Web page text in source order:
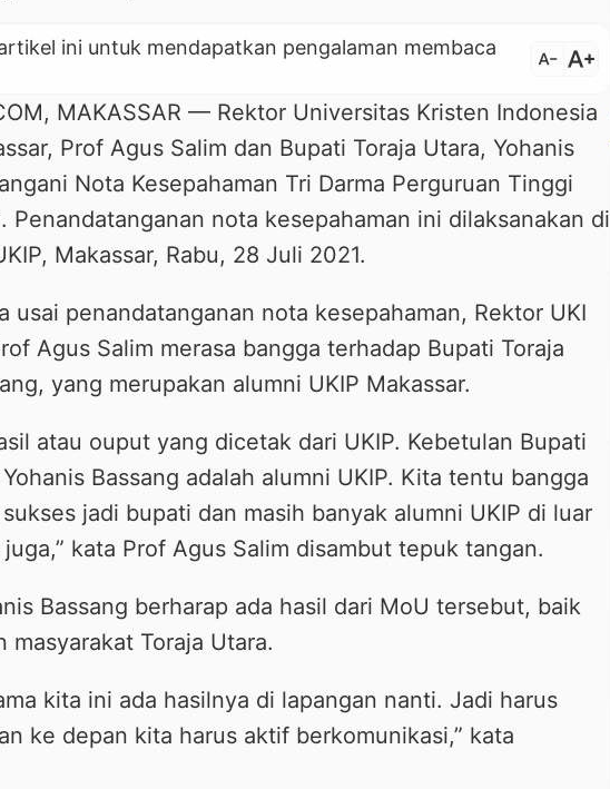
ini untuk mendapatkan pengalaman membaca
text_decrease text_increase
MAKASSAR — Rektor Universitas Kristen Indonesia
Prof Agus Salim dan Bupati Toraja Utara, Yohanis
Nota Kesepahaman Tri Darma Perguruan Tinggi
Penandatanganan nota kesepahaman ini dilaksanakan di
Makassar, Rabu, 28 Juli 2021.
usai penandatanganan nota kesepahaman, Rektor UKI
Agus Salim merasa bangga terhadap Bupati Toraja
yang merupakan alumni UKIP Makassar.
atau ouput yang dicetak dari UKIP. Kebetulan Bupati
Bassang adalah alumni UKIP. Kita tentu bangga
jadi bupati dan masih banyak alumni UKIP di luar
kata Prof Agus Salim disambut tepuk tangan.
Bassang berharap ada hasil dari MoU tersebut, baik
masyarakat Toraja Utara.
kita ini ada hasilnya di lapangan nanti. Jadi harus
ke depan kita harus aktif berkomunikasi,” kata